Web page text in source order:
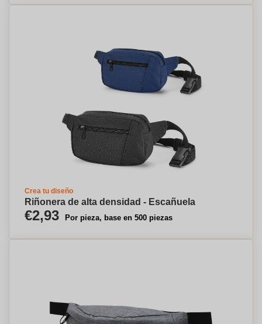
Crea tu diseño
Riñonera de alta densidad - Escañuela
€2,93 Por pieza, base en 500 piezas